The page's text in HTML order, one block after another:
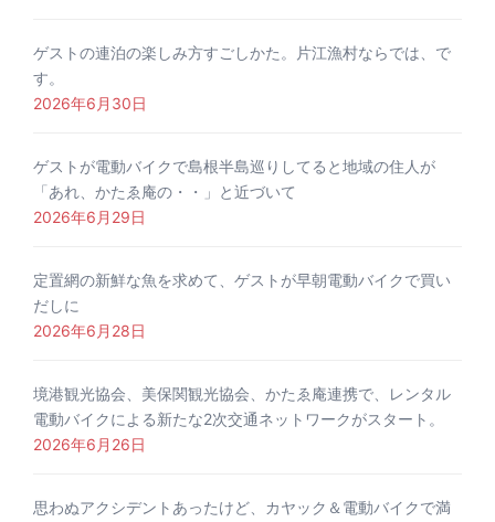
ゲストの連泊の楽しみ方すごしかた。片江漁村ならでは、で
す。
2026年6月30日
ゲストが電動バイクで島根半島巡りしてると地域の住人が
「あれ、かたゑ庵の・・」と近づいて
2026年6月29日
定置網の新鮮な魚を求めて、ゲストが早朝電動バイクで買い
だしに
2026年6月28日
境港観光協会、美保関観光協会、かたゑ庵連携で、レンタル
電動バイクによる新たな2次交通ネットワークがスタート。
2026年6月26日
思わぬアクシデントあったけど、カヤック＆電動バイクで満